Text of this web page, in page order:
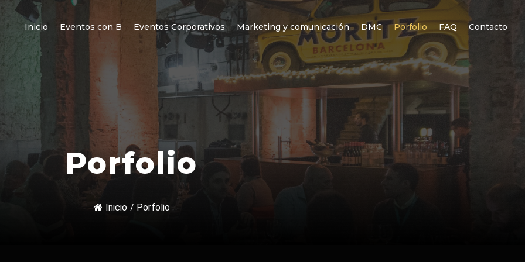
Inicio Eventos con B Eventos Corporativos Marketing y comunicación DMC Porfolio FAQ Contacto
Porfolio
Inicio / Porfolio